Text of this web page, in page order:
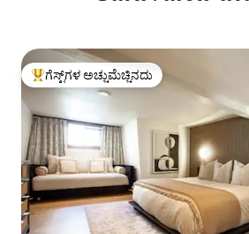
ಗೆಸ್ಟ್‌ಗಳಿಗೆ ಅತಿ ಹೆಚ್ಚು ಅಚ್ಚುಮೆಚ್ಚಿನದು
ಗೆಸ್ಟ್‌ಗಳ ಅಚ್ಚುಮೆಚ್ಚಿನದು